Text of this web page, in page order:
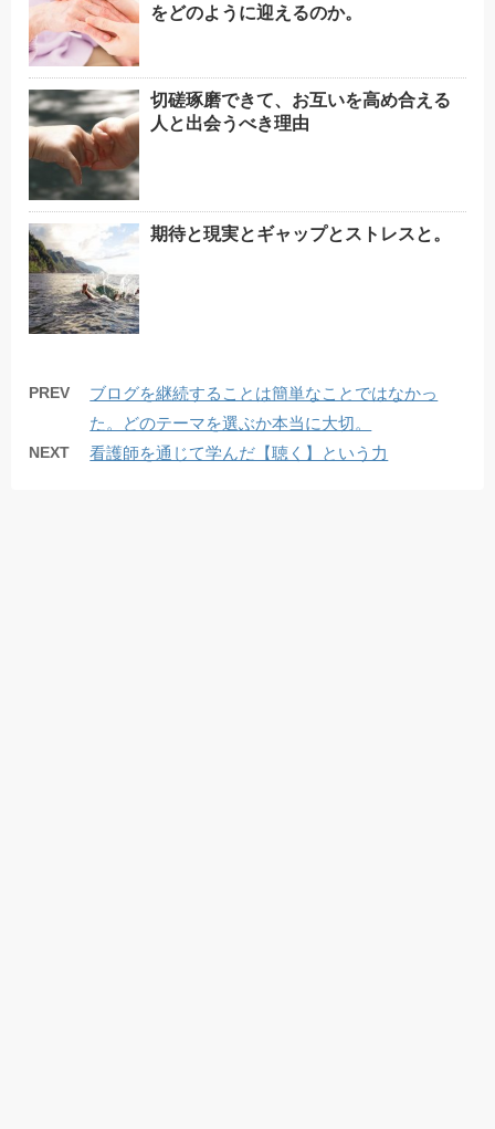
をどのように迎えるのか。
切磋琢磨できて、お互いを高め合える
人と出会うべき理由
期待と現実とギャップとストレスと。
PREV
ブログを継続することは簡単なことではなかっ
た。どのテーマを選ぶか本当に大切。
NEXT 看護師を通じて学んだ【聴く】という力